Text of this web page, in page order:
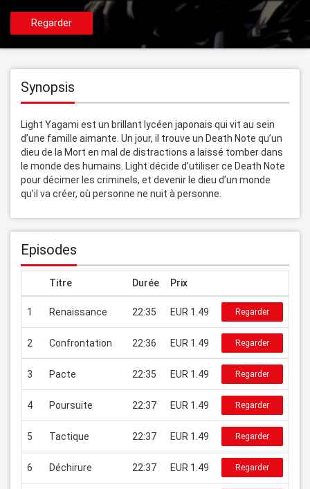
Regarder
Synopsis
Light Yagami est un brillant lycéen japonais qui vit au sein
d’une famille aimante. Un jour, il trouve un Death Note qu’un
dieu de la Mort en mal de distractions a laissé tomber dans
le monde des humains. Light décide d’utiliser ce Death Note
pour décimer les criminels, et devenir le dieu d’un monde
qu’il va créer, où personne ne nuit à personne.
Episodes
Titre Durée Prix
1 Renaissance 22:35 EUR 1.49 Regarder
2 Confrontation 22:36 EUR 1.49 Regarder
3 Pacte 22:35 EUR 1.49 Regarder
4 Poursuite 22:37 EUR 1.49 Regarder
5 Tactique 22:37 EUR 1.49 Regarder
6 Déchirure 22:37 EUR 1.49 Regarder